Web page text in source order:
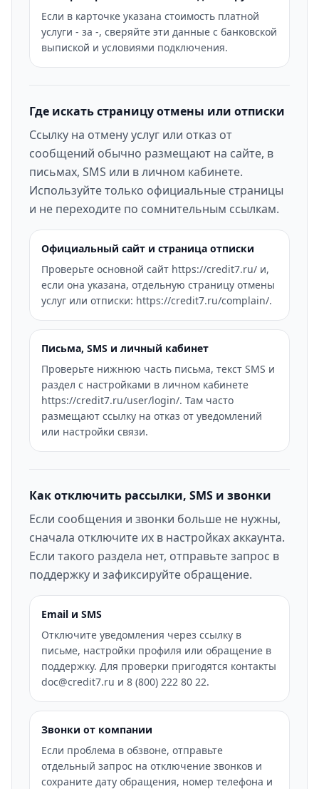
Если в карточке указана стоимость платной
услуги - за -, сверяйте эти данные с банковской
выпиской и условиями подключения.
Где искать страницу отмены или отписки
Ссылку на отмену услуг или отказ от
сообщений обычно размещают на сайте, в
письмах, SMS или в личном кабинете.
Используйте только официальные страницы
и не переходите по сомнительным ссылкам.
Официальный сайт и страница отписки
Проверьте основной сайт https://credit7.ru/ и,
если она указана, отдельную страницу отмены
услуг или отписки: https://credit7.ru/complain/.
Письма, SMS и личный кабинет
Проверьте нижнюю часть письма, текст SMS и
раздел с настройками в личном кабинете
https://credit7.ru/user/login/. Там часто
размещают ссылку на отказ от уведомлений
или настройки связи.
Как отключить рассылки, SMS и звонки
Если сообщения и звонки больше не нужны,
сначала отключите их в настройках аккаунта.
Если такого раздела нет, отправьте запрос в
поддержку и зафиксируйте обращение.
Email и SMS
Отключите уведомления через ссылку в
письме, настройки профиля или обращение в
поддержку. Для проверки пригодятся контакты
doc@credit7.ru и 8 (800) 222 80 22.
Звонки от компании
Если проблема в обзвоне, отправьте
отдельный запрос на отключение звонков и
сохраните дату обращения, номер телефона и